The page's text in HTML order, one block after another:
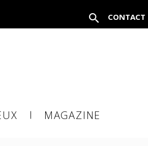
CONTACT
MAGAZINE